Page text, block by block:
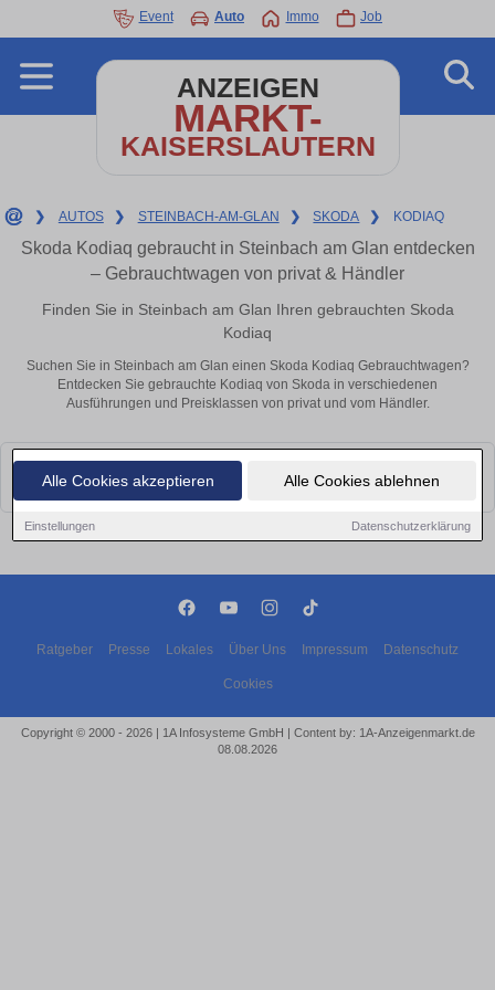
Alle Cookies akzeptieren Alle Cookies ablehnen
Einstellungen Datenschutzerklärung
Event Auto Immo Job
ANZEIGEN
MARKT-
KAISERSLAUTERN
❯ AUTOS ❯ STEINBACH-AM-GLAN ❯ SKODA ❯ KODIAQ
Skoda Kodiaq gebraucht in Steinbach am Glan entdecken
– Gebrauchtwagen von privat & Händler
Finden Sie in Steinbach am Glan Ihren gebrauchten Skoda
Kodiaq
Suchen Sie in Steinbach am Glan einen Skoda Kodiaq Gebrauchtwagen?
Entdecken Sie gebrauchte Kodiaq von Skoda in verschiedenen
Ausführungen und Preisklassen von privat und vom Händler.
Leider konnten wir derzeit keine passenden Autos finden. Schauen Sie
bald wieder vorbei!
Ratgeber Presse Lokales Über Uns Impressum Datenschutz
Cookies
Copyright © 2000 - 2026 | 1A Infosysteme GmbH | Content by: 1A-Anzeigenmarkt.de
08.08.2026